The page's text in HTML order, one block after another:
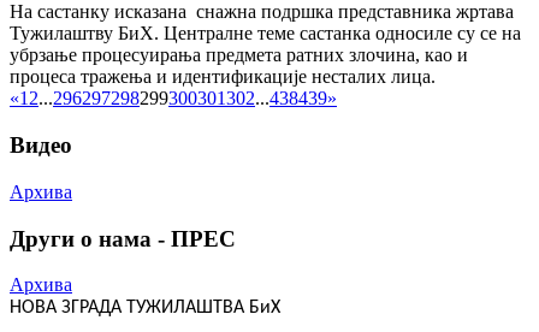
На састанку исказана снажна подршка представника жртава
Тужилаштву БиХ. Централне теме састанка односиле су се на
убрзање процесуирања предмета ратних злочина, као и
процеса тражења и идентификације несталих лица.
«12...296297298299300301302...438439»
Видео
Архива
Други о нама - ПРЕС
Архива
НОВА ЗГРАДА ТУЖИЛАШТВА БиХ